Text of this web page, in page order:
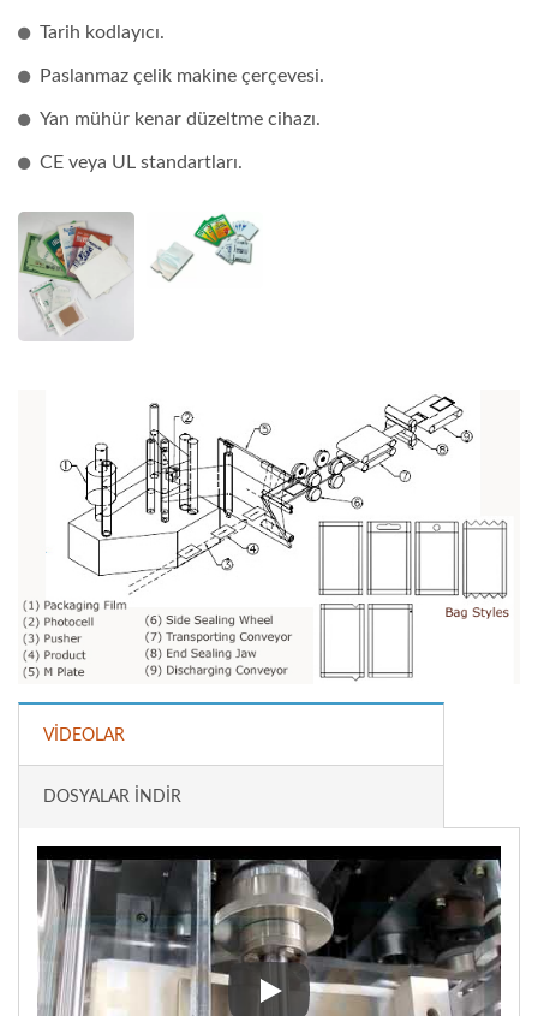
Tarih kodlayıcı.
Paslanmaz çelik makine çerçevesi.
Yan mühür kenar düzeltme cihazı.
CE veya UL standartları.
VIDEOLAR
DOSYALAR İNDIR
Dört Taraflı Sızdırmazlık